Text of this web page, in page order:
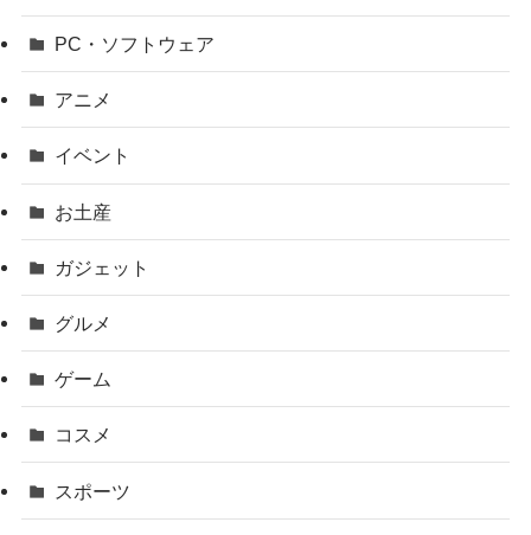
PC・ソフトウェア
アニメ
イベント
お土産
ガジェット
グルメ
ゲーム
コスメ
スポーツ